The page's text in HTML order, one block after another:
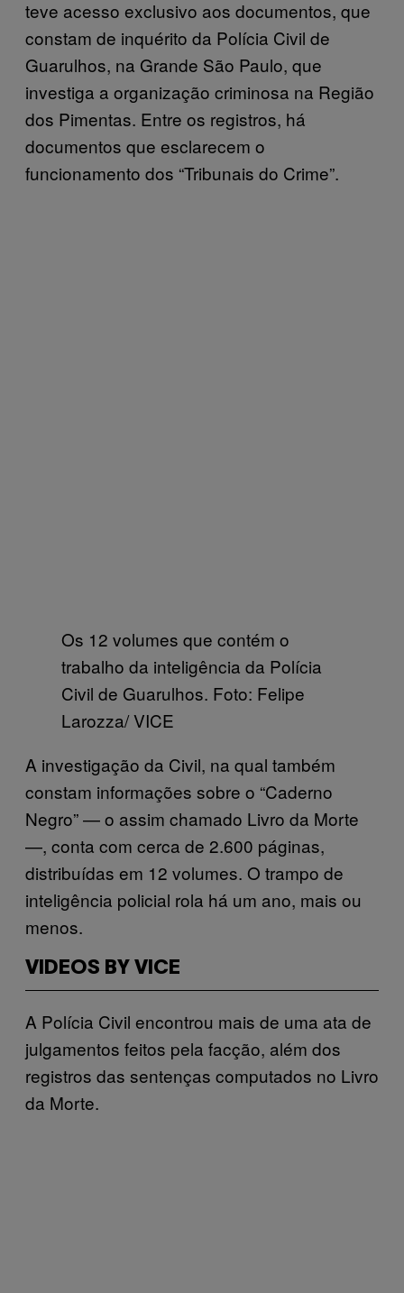
teve acesso exclusivo aos documentos, que
constam de inquérito da Polícia Civil de
Guarulhos, na Grande São Paulo, que
investiga a organização criminosa na Região
dos Pimentas. Entre os registros, há
documentos que esclarecem o
funcionamento dos “Tribunais do Crime”.
Os 12 volumes que contém o
trabalho da inteligência da Polícia
Civil de Guarulhos. Foto: Felipe
Larozza/ VICE
A investigação da Civil, na qual também
constam informações sobre o “Caderno
Negro” — o assim chamado Livro da Morte
—, conta com cerca de 2.600 páginas,
distribuídas em 12 volumes. O trampo de
inteligência policial rola há um ano, mais ou
menos.
VIDEOS BY VICE
A Polícia Civil encontrou mais de uma ata de
julgamentos feitos pela facção, além dos
registros das sentenças computados no Livro
da Morte.